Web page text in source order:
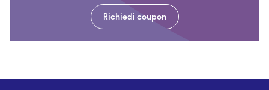
Richiedi coupon